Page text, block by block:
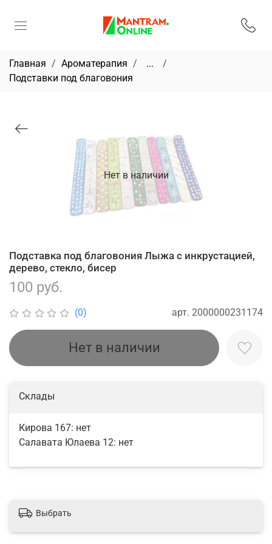
Главная Ароматерапия
...
Подставки под благовония
Нет в наличии
(0) арт. 2000000231174
Подставка под благовония Лыжа с инкрустацией,
дерево, стекло, бисер
100 руб.
Нет в наличии
Склады
Кирова 167: нет
Салавата Юлаева 12: нет
Выбрать